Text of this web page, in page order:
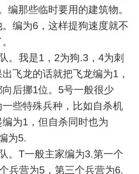
编那些临时要用的建筑物。
编为6，这样提狗速度就不
。我是1，2为狗.3，4为刺
飞龙的话就把飞龙编为1，
后挪1位。5号一般很少
些特殊兵种，比如自杀机
编为1，但自杀同时也为
为5.
。T一般主家编为3.第一个
兵营为5，第三个兵营为6.